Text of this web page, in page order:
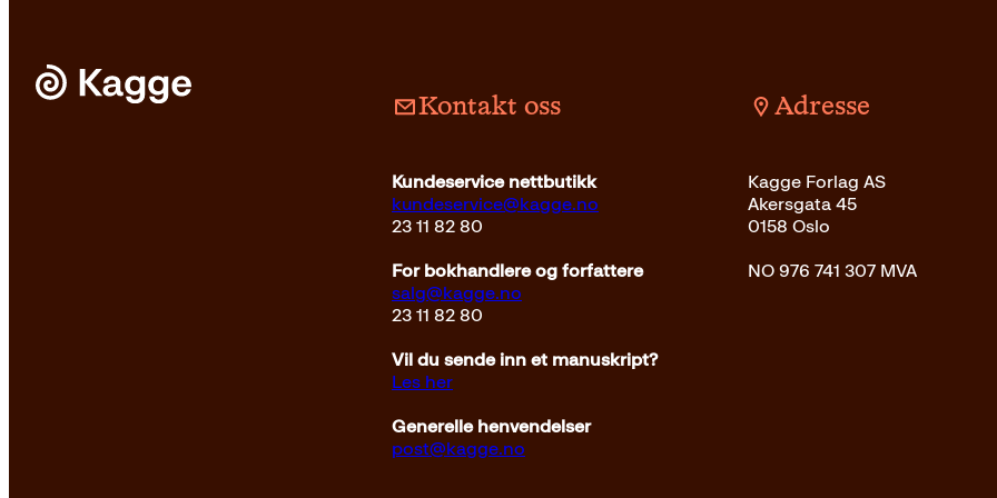
Pocket 249
Opprinnelig
pris
var:
218 krNåværende
pris
er:
Les mer
Kontakt oss
Kundeservice nettbutikk
kundeservice@kagge.no
23 11 82 80
For bokhandlere og forfattere
salg@kagge.no
23 11 82 80
Vil du sende inn et manuskript?
Les her
Generelle henvendelser
post@kagge.no
Adresse
Kagge Forlag AS
Akersgata 45
0158 Oslo
NO 976 741 307 MVA